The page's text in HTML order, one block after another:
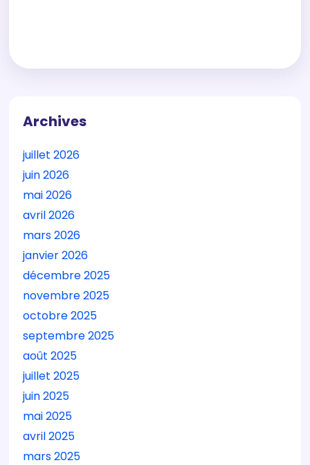
Archives
juillet 2026
juin 2026
mai 2026
avril 2026
mars 2026
janvier 2026
décembre 2025
novembre 2025
octobre 2025
septembre 2025
août 2025
juillet 2025
juin 2025
mai 2025
avril 2025
mars 2025